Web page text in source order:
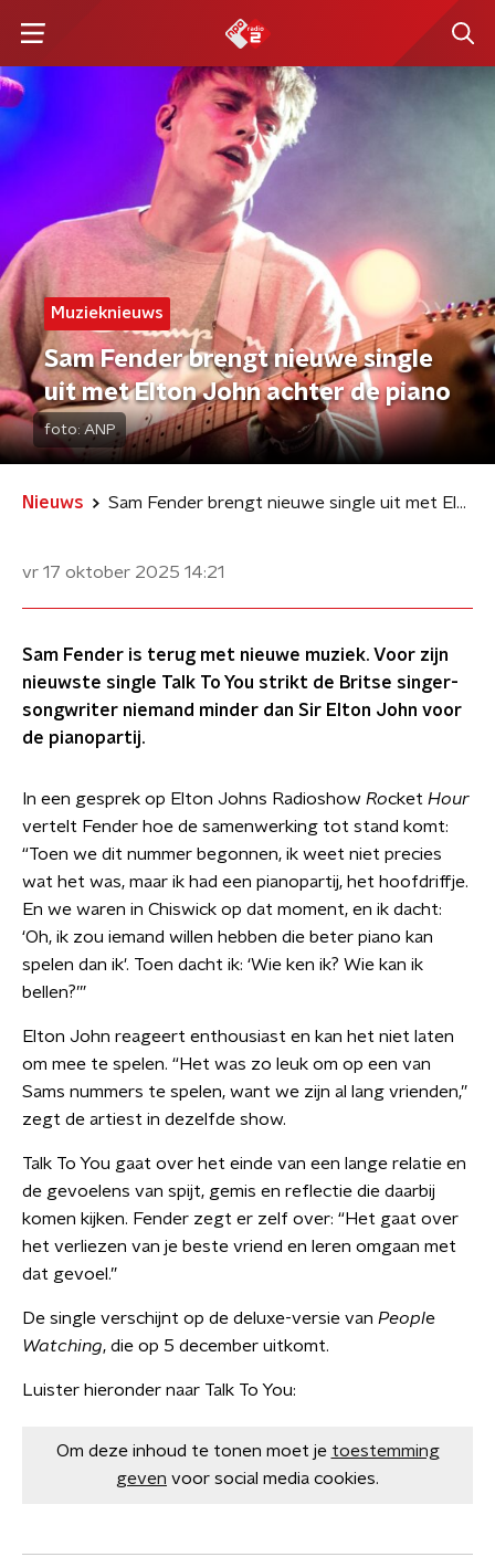
Muzieknieuws
Sam Fender brengt nieuwe single
uit met Elton John achter de piano
foto: ANP
Nieuws Sam Fender brengt nieuwe single uit met Elton John achter de piano
vr 17 oktober 2025 14:21
Sam Fender is terug met nieuwe muziek. Voor zijn
nieuwste single Talk To You strikt de Britse singer-
songwriter niemand minder dan Sir Elton John voor
de pianopartij.
In een gesprek op Elton Johns Radioshow Rocket Hour
vertelt Fender hoe de samenwerking tot stand komt:
“Toen we dit nummer begonnen, ik weet niet precies
wat het was, maar ik had een pianopartij, het hoofdriffje.
En we waren in Chiswick op dat moment, en ik dacht:
‘Oh, ik zou iemand willen hebben die beter piano kan
spelen dan ik'. Toen dacht ik: ‘Wie ken ik? Wie kan ik
bellen?’”
Elton John reageert enthousiast en kan het niet laten
om mee te spelen. “Het was zo leuk om op een van
Sams nummers te spelen, want we zijn al lang vrienden,”
zegt de artiest in dezelfde show.
Talk To You gaat over het einde van een lange relatie en
de gevoelens van spijt, gemis en reflectie die daarbij
komen kijken. Fender zegt er zelf over: “Het gaat over
het verliezen van je beste vriend en leren omgaan met
dat gevoel.”
De single verschijnt op de deluxe-versie van People
Watching, die op 5 december uitkomt.
Luister hieronder naar Talk To You:
Om deze inhoud te tonen moet je toestemming
geven voor social media cookies.